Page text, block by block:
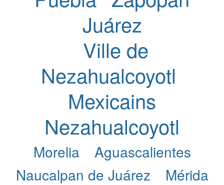
Juárez
Ville de
Nezahualcoyotl
Mexicains
Nezahualcoyotl
Morelia
Aguascalientes
Naucalpan de Juárez
Mérida